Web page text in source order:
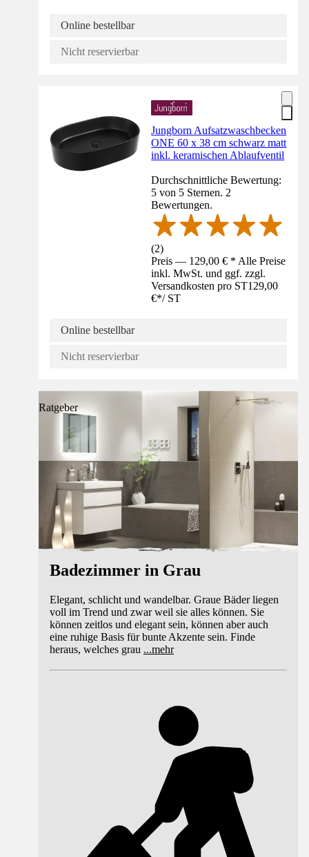
Online bestellbar
Nicht reservierbar
Jungborn Aufsatzwaschbecken
ONE 60 x 38 cm schwarz matt
inkl. keramischen Ablaufventil
Durchschnittliche Bewertung:
5 von 5 Sternen. 2
Bewertungen.
(2)
Preis — 129,00 € * Alle Preise
inkl. MwSt. und ggf. zzgl.
Versandkosten pro ST129,00
€*/ ST
Online bestellbar
Nicht reservierbar
Ratgeber
Badezimmer in Grau
Elegant, schlicht und wandelbar. Graue Bäder liegen
voll im Trend und zwar weil sie alles können. Sie
können zeitlos und elegant sein, können aber auch
eine ruhige Basis für bunte Akzente sein. Finde
heraus, welches grau ...mehr